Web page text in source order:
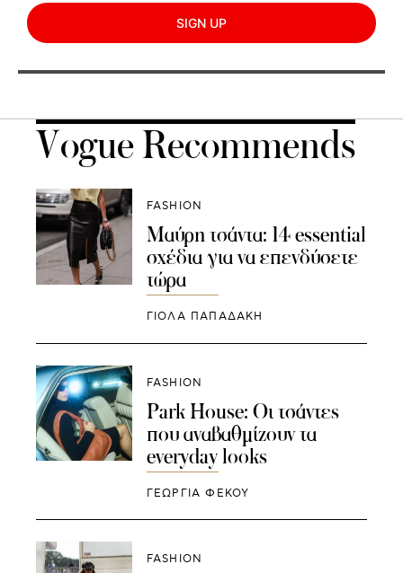
SIGN UP
Vogue Recommends
FASHION
Μαύρη τσάντα: 14 essential
σχέδια για να επενδύσετε
τώρα
ΓΙΌΛΑ ΠΑΠΑΔΆΚΗ
FASHION
Park House: Οι τσάντες
που αναβαθμίζουν τα
everyday looks
ΓΕΩΡΓΙΑ ΦΕΚΟΥ
FASHION